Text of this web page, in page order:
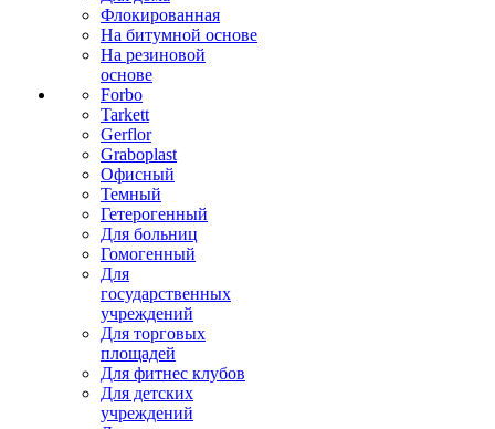
Флокированная
На битумной основе
На резиновой
основе
Forbo
Tarkett
Gerflor
Graboplast
Офисный
Темный
Гетерогенный
Для больниц
Гомогенный
Для
государственных
учреждений
Для торговых
площадей
Для фитнес клубов
Для детских
учреждений